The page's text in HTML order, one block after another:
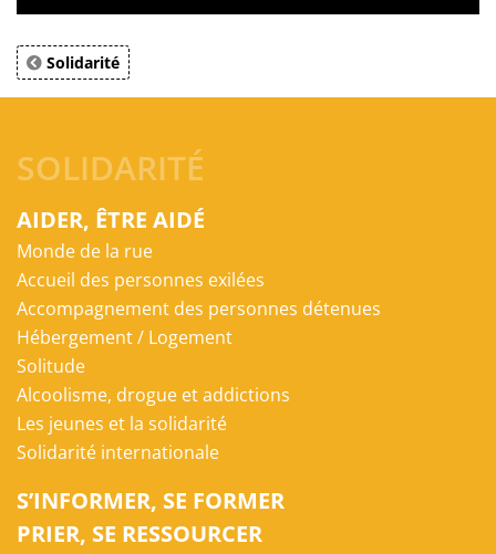
Solidarité
SOLIDARITÉ
AIDER, ÊTRE AIDÉ
Monde de la rue
Accueil des personnes exilées
Accompagnement des personnes détenues
Hébergement / Logement
Solitude
Alcoolisme, drogue et addictions
Les jeunes et la solidarité
Solidarité internationale
S’INFORMER, SE FORMER
PRIER, SE RESSOURCER